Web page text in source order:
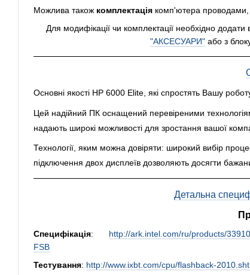
Можлива також комплектація комп'ютера проводами,
Для модифікації чи комплектації необхідно
"АКСЕСУАРИ"або з блоку
Основні якості HP 6000 Elite, які спростять Вашу
Цей надійний ПК оснащений перевіреними
надають широкі можливості для зростання вашої
Технології, яким можна довіряти: широкий вибір
підключення двох дисплеїв дозволяють досягти
Детальна
Специфікація: http://ark.intel.com/ru/products/
FSB
Тестування: http://www.ixbt.com/cpu/flashback-